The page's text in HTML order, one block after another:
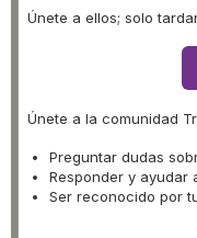
Únete a ellos; solo
Únete a la comunidad
Preguntar dudas
Responder y ayudar
Ser reconocido por